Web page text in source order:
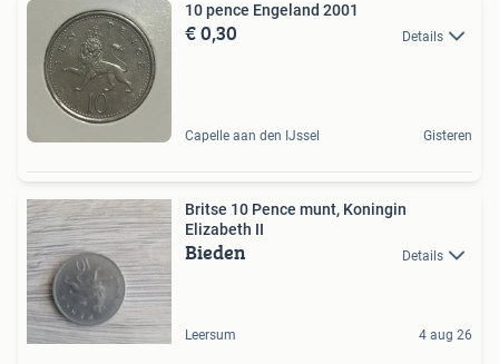
10 pence Engeland 2001
€ 0,30 Details
Capelle aan den IJssel Gisteren
Britse 10 Pence munt, Koningin
Elizabeth II
Bieden Details
Leersum 4 aug 26